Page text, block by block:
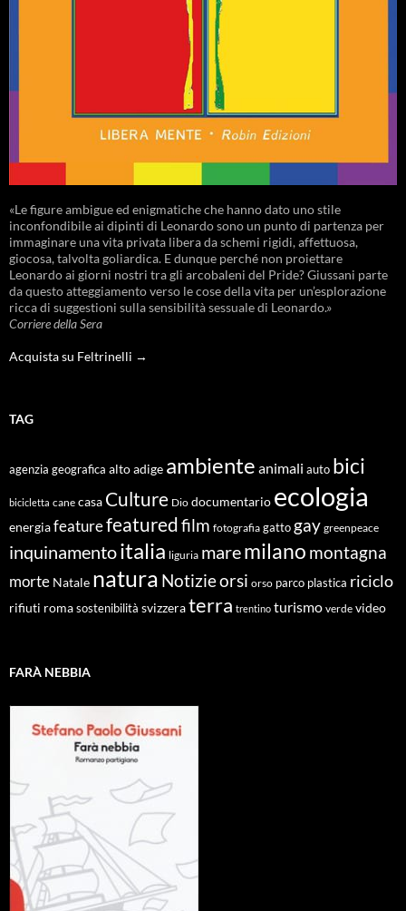
«Le figure ambigue ed enigmatiche che hanno dato uno stile
inconfondibile ai dipinti di Leonardo sono un punto di partenza per
immaginare una vita privata libera da schemi rigidi, affettuosa,
giocosa, talvolta goliardica. E dunque perché non proiettare
Leonardo ai giorni nostri tra gli arcobaleni del Pride? Giussani parte
da questo atteggiamento verso le cose della vita per un’esplorazione
ricca di suggestioni sulla sensibilità sessuale di Leonardo.»
Corriere della Sera
Acquista su Feltrinelli →
TAG
agenzia geografica alto adige ambiente animali auto bici
bicicletta cane casa Culture Dio documentario ecologia
energiafeaturefeaturedfilm fotografia gatto gay greenpeace
inquinamentoitalia liguria maremilano montagna
morte Natale natura Notizieorsi orso parco plastica riciclo
rifiuti roma sostenibilità svizzeraterra trentino turismo verde video
FARÀ NEBBIA